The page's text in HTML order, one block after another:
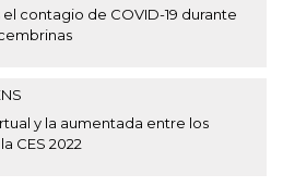
contagio de COVID-19 durante
y la aumentada entre los
CES 2022